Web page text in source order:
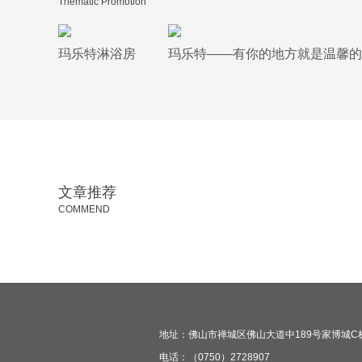
玛乐特淋浴房 玛乐特——有你的地方就是温馨
文章推荐
COMMEND
地址：佛山市禅城区佛山大道中189号家博城C
电话：（0750）2728907